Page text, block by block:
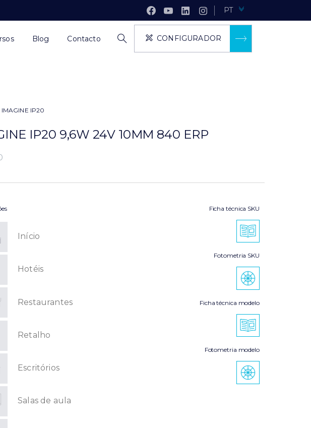
PT
Blog Contacto CONFIGURADOR
IMAGINE IP20
IP20 9,6W 24V 10MM 840 ERP
Início
Hotéis
Restaurantes
Retalho
Escritórios
Salas de aula
Ficha técnica SKU
Fotometria SKU
Ficha técnica modelo
Fotometria modelo